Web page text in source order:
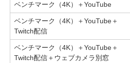
ベンチマーク（4K）＋YouTube
ベンチマーク（4K）＋YouTube＋
Twitch配信
ベンチマーク（4K）＋YouTube＋
Twitch配信＋ウェブカメラ別窓